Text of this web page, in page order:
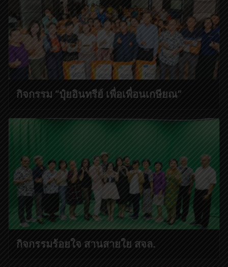
กิจกรรม “ปุ๋ยอินทรีย์ เพื่อเพื่อนเกษียณ”
กิจกรรมร้อยใจ สานสายใย สจล.